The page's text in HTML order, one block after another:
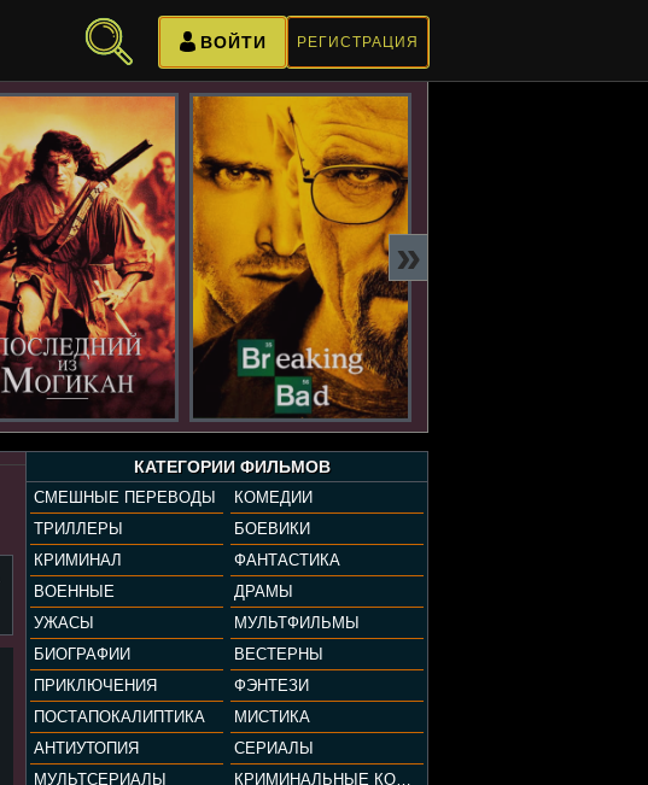
РЕГИСТРАЦИЯ
ВОЙТИ
»
КАТЕГОРИИ ФИЛЬМОВ
СМЕШНЫЕ ПЕРЕВОДЫ
КОМЕДИИ
ТРИЛЛЕРЫ
БОЕВИКИ
КРИМИНАЛ
ФАНТАСТИКА
ВОЕННЫЕ
ДРАМЫ
УЖАСЫ
МУЛЬТФИЛЬМЫ
БИОГРАФИИ
ВЕСТЕРНЫ
ПРИКЛЮЧЕНИЯ
ФЭНТЕЗИ
ПОСТАПОКАЛИПТИКА
МИСТИКА
АНТИУТОПИЯ
СЕРИАЛЫ
МУЛЬТСЕРИАЛЫ
КРИМИНАЛЬНЫЕ КОМЕДИИ